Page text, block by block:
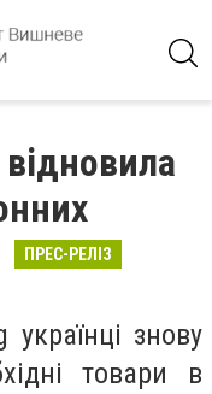
ПРЕС-РЕЛІЗ
українці знову
товари в